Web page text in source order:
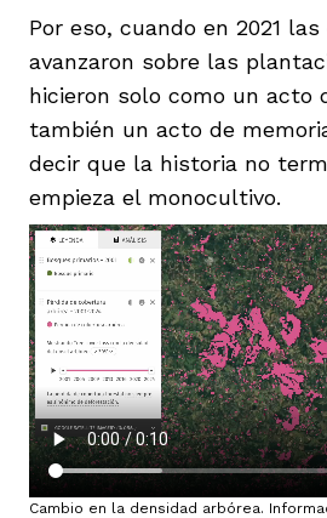
Por eso, cuando en 2021
avanzaron sobre las
hicieron solo como un acto
también un acto de
decir que la historia no
empieza el monocultivo.
Cambio en la densidad arbórea.